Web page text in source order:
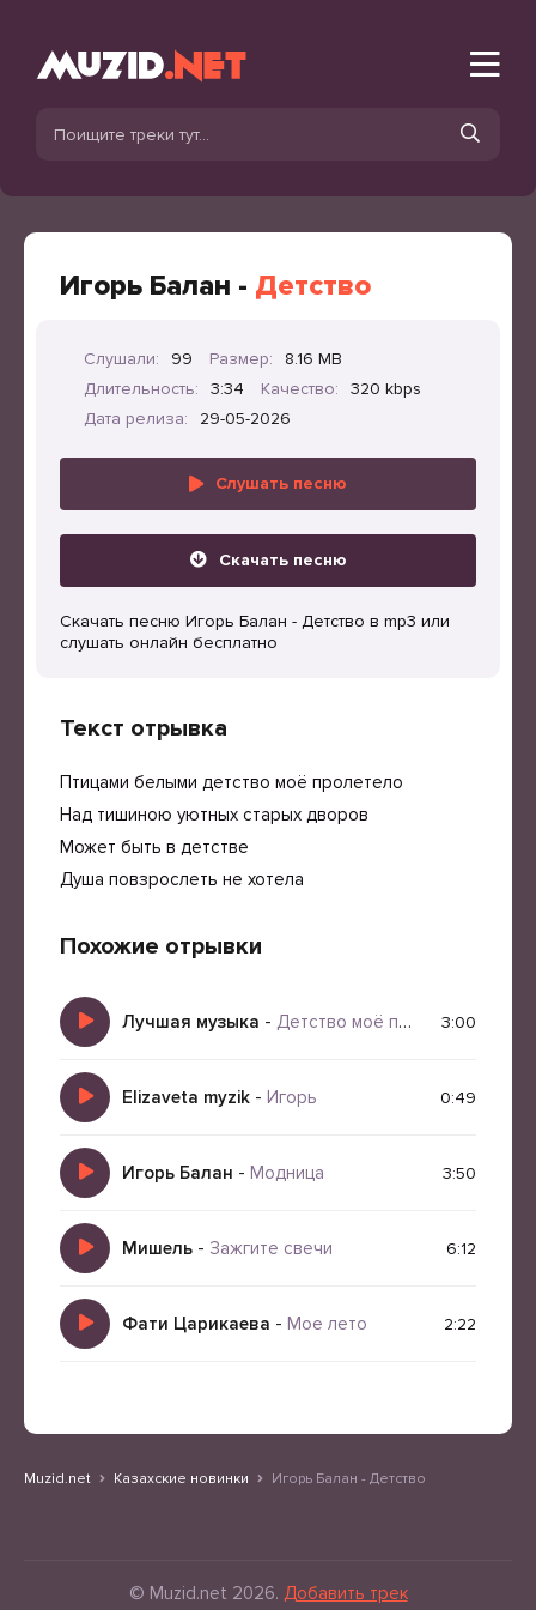
Игорь Балан - Детство
Слушали: 99 Размер:
8.16 MB
Длительность:
3:34 Качество:
320 kbps
Дата релиза:
29-05-2026
Слушать песню
Скачать песню
Скачать песню Игорь Балан - Детство в mp3 или
слушать онлайн бесплатно
Текст отрывка
Птицами белыми детство моё пролетело
Над тишиною уютных старых дворов
Может быть в детстве
Душа повзрослеть не хотела
Похожие отрывки
Лучшая музыка - Детство моё пролетело 3:00
Elizaveta myzik - Игорь 0:49
Игорь Балан - Модница 3:50
Мишель - Зажгите свечи 6:12
Фати Царикаева - Мое лето 2:22
Muzid.net Казахские новинки Игорь Балан - Детство
© Muzid.net 2026. Добавить трек